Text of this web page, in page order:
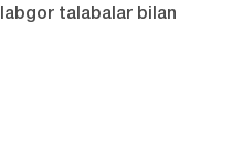
talabalar bilan